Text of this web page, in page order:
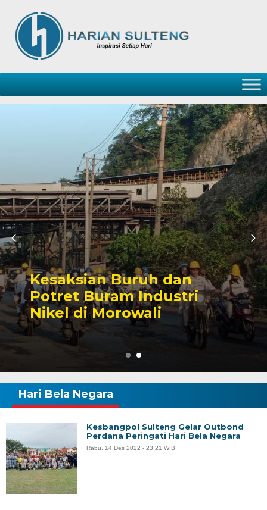
Sengketa Perizinan
Tambang yang
Karier Politik Anwar
Hari Bela Negara
Kesbangpol Sulteng Gelar Outbond
Perdana Peringati Hari Bela Negara
Rabu, 14 Des 2022 - 23:21 WIB